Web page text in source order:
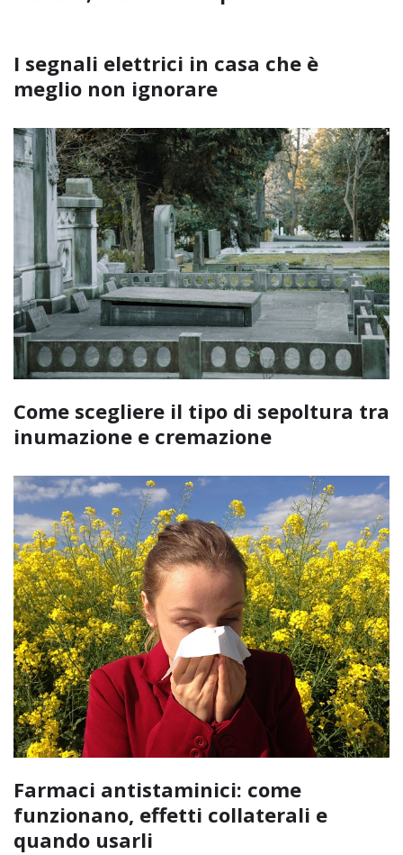
I segnali elettrici in casa che è
meglio non ignorare
Come scegliere il tipo di sepoltura tra
inumazione e cremazione
Farmaci antistaminici: come
funzionano, effetti collaterali e
quando usarli